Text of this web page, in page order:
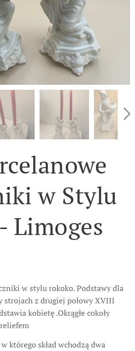
w Stylu
Limoges
w stylu rokoko. Podstawy dla
z drugiej połowy XVIII
kobietę .Okrągłe cokoły
którego skład wchodzą dwa